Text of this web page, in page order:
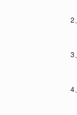
2、
3、
4、